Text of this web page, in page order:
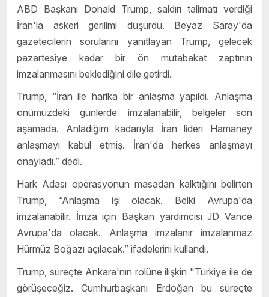
ABD Başkanı Donald Trump, saldırı talimatı verdiği
İran'la askeri gerilimi düşürdü. Beyaz Saray'da
gazetecilerin sorularını yanıtlayan Trump, gelecek
pazartesiye kadar bir ön mutabakat zaptının
imzalanmasını beklediğini dile getirdi.
Trump, “İran ile harika bir anlaşma yapıldı. Anlaşma
önümüzdeki günlerde imzalanabilir, belgeler son
aşamada. Anladığım kadarıyla İran lideri Hamaney
anlaşmayı kabul etmiş. İran'da herkes anlaşmayı
onayladı.” dedi.
Hark Adası operasyonun masadan kalktığını belirten
Trump, “Anlaşma işi olacak. Belki Avrupa'da
imzalanabilir. İmza için Başkan yardımcısı JD Vance
Avrupa'da olacak. Anlaşma imzalanır imzalanmaz
Hürmüz Boğazı açılacak.” ifadelerini kullandı.
Trump, süreçte Ankara'nın rolüne ilişkin "Türkiye ile de
görüşeceğiz. Cumhurbaşkanı Erdoğan bu süreçte